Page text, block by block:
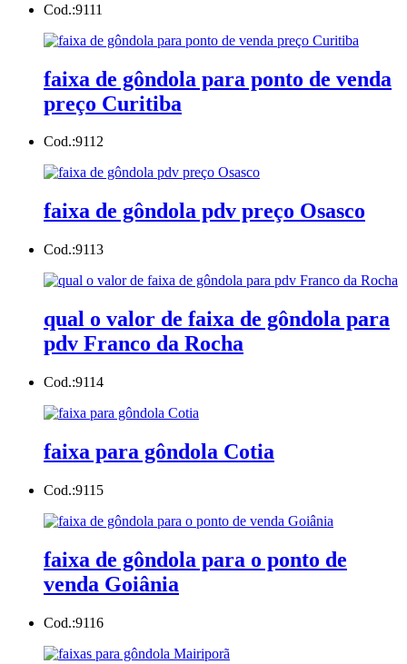
Cod.:9111
faixa de gôndola para ponto de venda
preço Curitiba
Cod.:9112
faixa de gôndola pdv preço Osasco
Cod.:9113
qual o valor de faixa de gôndola para
pdv Franco da Rocha
Cod.:9114
faixa para gôndola Cotia
Cod.:9115
faixa de gôndola para o ponto de
venda Goiânia
Cod.:9116